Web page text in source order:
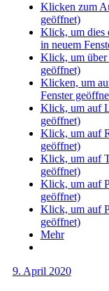
Klicken zum
geöffnet)
Klick, um dies
in neuem
Klick, um über
geöffnet)
Klicken, um
Fenster
Klick, um auf
geöffnet)
Klick, um auf
geöffnet)
Klick, um auf
geöffnet)
Klick, um auf
geöffnet)
Klick, um auf
geöffnet)
Mehr
9. April 2020